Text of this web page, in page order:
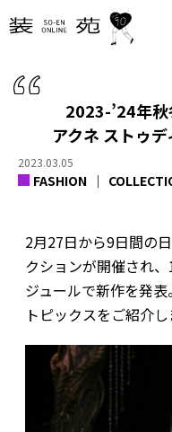
2023-’24年
アクネ ストゥ
2023.03.05
FASHION
2月27日から9日間の
クションが開催され
ジュールで新作を発
トピックスをご紹介し